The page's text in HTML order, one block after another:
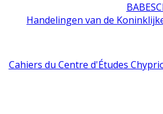
Handelingen van de
Cahiers du Centre d'Études